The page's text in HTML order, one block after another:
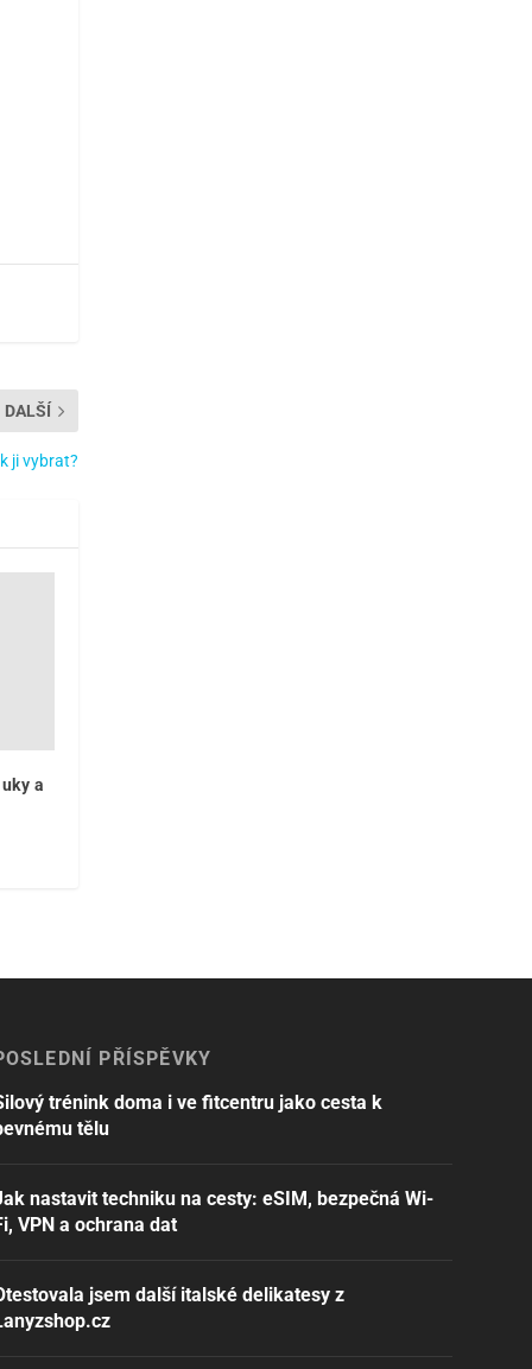
DALŠÍ
ji vybrat?
a
PŘÍSPĚVKY
trénink doma i ve fitcentru jako cesta k
tělu
nastavit techniku na cesty: eSIM, bezpečná Wi-
VPN a ochrana dat
jsem další italské delikatesy z